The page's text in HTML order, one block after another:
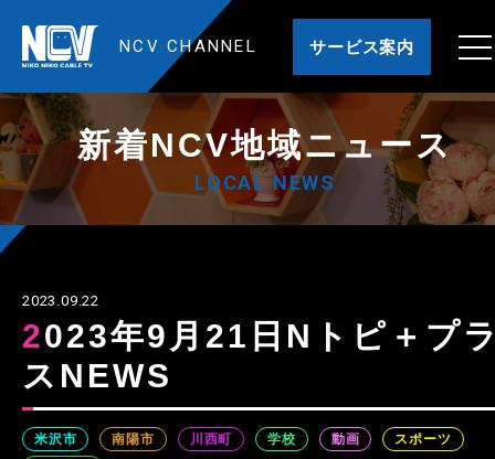
NCV CHANNEL サービス案内
新着NCV地域ニュース
LOCAL NEWS
2023.09.22
2023年9月21日Nトピ＋プラ
スNEWS
米沢市 南陽市 川西町 学校 動画
スポーツ